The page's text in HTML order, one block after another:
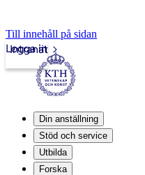
Till innehåll på sidan
Intranät
Logga in
Din anställning
Stöd och service
Utbilda
Forska